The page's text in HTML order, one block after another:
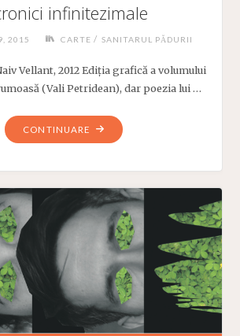
infinitezimale
2015 CARTE / SANITARUL PĂDURII
Vellant, 2012 Ediția grafică a volumului
(Vali Petridean), dar poezia lui …
CONTINUARE
"2
CRONICI